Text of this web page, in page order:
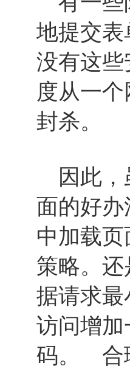
地提交
没有这
度从一
封杀。
因此，
面的好
中加载
策略。
据请求
访问增
码。 合